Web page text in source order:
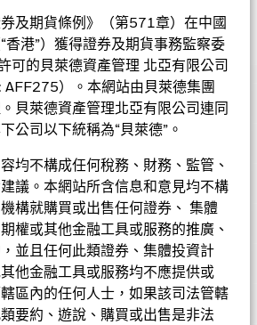
及期貨條例》（第571章）在中國
香港”）獲得證券及期貨事務監察委
可的貝萊德資產管理 北亞有限公司
AFF275）。本網站由貝萊德集團
貝萊德資產管理北亞有限公司連同
公司以下統稱為“貝萊德”。
均不構成任何稅務、財務、監管、
議。本網站所含信息和意見均不構
構就購買或出售任何證券、 集體
權或其他金融工具或服務的推廣、
並且任何此類證券、集體投資計
他金融工具或服務均不應提供或
區內的任何人士，如果該司法管轄
要約、遊說、購買或出售是非法
部份經濟活動的公司。
類別使用金融衍生產品以對沖貨幣風險。
產品可能為基金內其他股份類別帶來潛在
。該基金的管理公司將確保適當的程序得
類別的風險效應減至最低。您只需直接在
方框，即可查閱這基金內全部股份類別—
份類別的名稱中顯示「對沖」的字眼。此
沖股份類別的完整列表，應向基金管理公
圖表
表現
EUR 1,354,148,770
1999年1月4日
EUR
MSCI歐洲貨幣聯盟指數
險
50
1.159
比重(%)